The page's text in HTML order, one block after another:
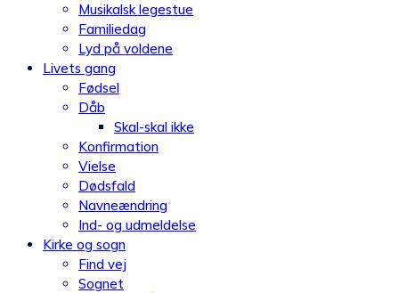
Musikalsk legestue
Familiedag
Lyd på voldene
Livets gang
Fødsel
Dåb
Skal-skal ikke
Konfirmation
Vielse
Dødsfald
Navneændring
Ind- og udmeldelse
Kirke og sogn
Find vej
Sognet